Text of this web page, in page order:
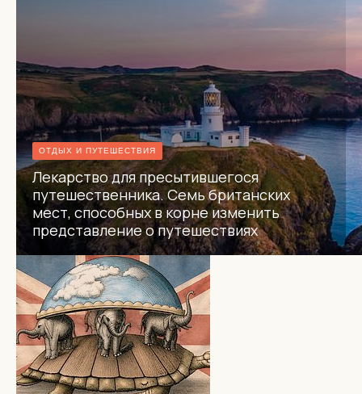
ОТДЫХ И ПУТЕШЕСТВИЯ
Лекарство для пресытившегося
путешественника. Семь британских
мест, способных в корне изменить
представление о путешествиях